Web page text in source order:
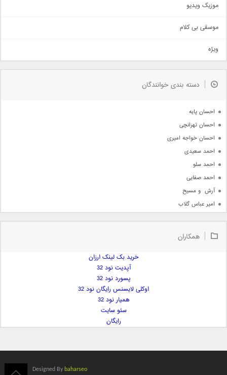
سنتی
اهنگ بندرعباسی
دمو
مذهبی
جدیدترین ها
موزیک ویدیو
موسقی بی کلام
ویژه
دسته بندی خوانندگان
احسان پایه
احسان تهرانچی
احسان خواجه امیری
احمد سعیدی
احمد سلو
احمد صفایی
آرش  و مسیح
امیر عباس گلاب
امیر علی
ایمان فلاح
همکاران
خرید بک لینک ارزان
آپدیت نود 32
پسورد نود 32
اوکلی لایسنس رایگان نود 32
همیار نود 32
سئو سایت
رایگان
Designed By baharseo